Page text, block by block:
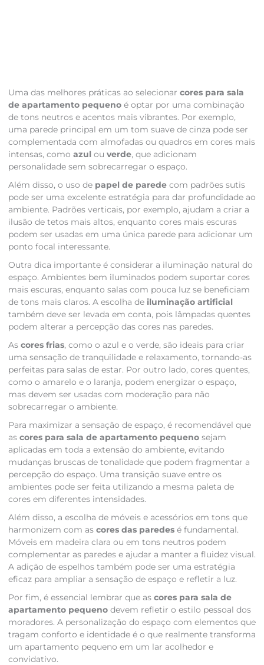
Uma das melhores práticas ao selecionar cores para sala
de apartamento pequenoé optar por uma combinação
de tons neutros e acentos mais vibrantes. Por exemplo,
uma parede principal em um tom suave de cinza pode ser
complementada com almofadas ou quadros em cores mais
intensas, como azul ou verde, que adicionam
personalidade sem sobrecarregar o espaço.
Além disso, o uso de papel de paredecom padrões sutis
pode ser uma excelente estratégia para dar profundidade ao
ambiente. Padrões verticais, por exemplo, ajudam a criar a
ilusão de tetos mais altos, enquanto cores mais escuras
podem ser usadas em uma única parede para adicionar um
ponto focal interessante.
Outra dica importante é considerar a iluminação natural do
espaço. Ambientes bem iluminados podem suportar cores
mais escuras, enquanto salas com pouca luz se beneficiam
de tons mais claros. A escolha de iluminação artificial
também deve ser levada em conta, pois lâmpadas quentes
podem alterar a percepção das cores nas paredes.
As cores frias, como o azul e o verde, são ideais para criar
uma sensação de tranquilidade e relaxamento, tornando-as
perfeitas para salas de estar. Por outro lado, cores quentes,
como o amarelo e o laranja, podem energizar o espaço,
mas devem ser usadas com moderação para não
sobrecarregar o ambiente.
Para maximizar a sensação de espaço, é recomendável que
as cores para sala de apartamento pequenosejam
aplicadas em toda a extensão do ambiente, evitando
mudanças bruscas de tonalidade que podem fragmentar a
percepção do espaço. Uma transição suave entre os
ambientes pode ser feita utilizando a mesma paleta de
cores em diferentes intensidades.
Além disso, a escolha de móveis e acessórios em tons que
harmonizem com as cores das paredesé fundamental.
Móveis em madeira clara ou em tons neutros podem
complementar as paredes e ajudar a manter a fluidez visual.
A adição de espelhos também pode ser uma estratégia
eficaz para ampliar a sensação de espaço e refletir a luz.
Por fim, é essencial lembrar que as cores para sala de
apartamento pequenodevem refletir o estilo pessoal dos
moradores. A personalização do espaço com elementos que
tragam conforto e identidade é o que realmente transforma
um apartamento pequeno em um lar acolhedor e
convidativo.